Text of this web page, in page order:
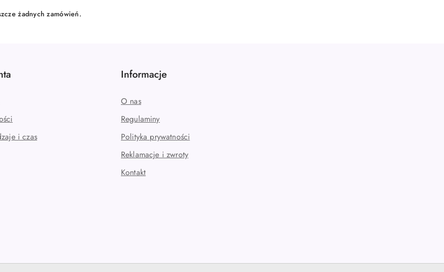
żadnych zamówień.
i czas
Informacje
O nas
Regulaminy
Polityka prywatności
Reklamacje i zwroty
Kontakt